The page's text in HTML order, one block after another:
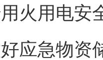
火用电安
应急物资